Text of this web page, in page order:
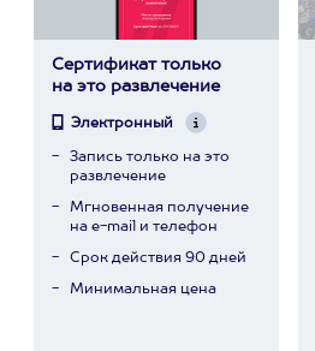
Сертификат только
на это развлечение
Электронный
Запись только на это
развлечение
Мгновенная получение
на e-mail и телефон
Срок действия 90 дней
Минимальная цена